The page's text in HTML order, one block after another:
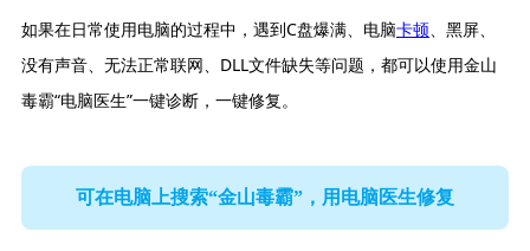
如果在日常使用电脑的过程中，遇到C盘爆满、电脑卡顿、黑屏、
没有声音、无法正常联网、DLL文件缺失等问题，都可以使用金山
毒霸“电脑医生”一键诊断，一键修复。
可在电脑上搜索“金山毒霸”，用电脑医生修复